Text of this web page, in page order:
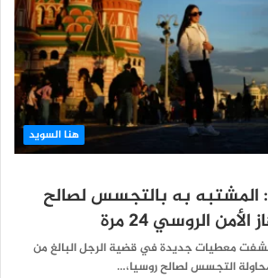
هنا السويد
المشتبه به بالتجسس لصالح
الروسي 24 مرة
معطيات جديدة في قضية الرجل البالغ من